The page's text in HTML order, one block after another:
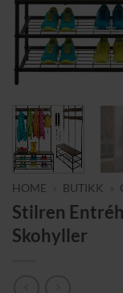
HOME BUTIKK
Stilren
Skohyller